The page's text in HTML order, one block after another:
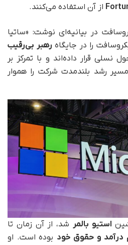
از آن استفاده می‌کنند.
در بیانیه‌ای نوشت: «ساتیا
را در جایگاه رهبر بی‌رقیب
نسلی قرار داده‌اند و با تمرکز بر
رشد بلندمدت شرکت را هموار
استیو بالمر شد، از آن زمان تا
درآمد و حقوق خود بوده است. او